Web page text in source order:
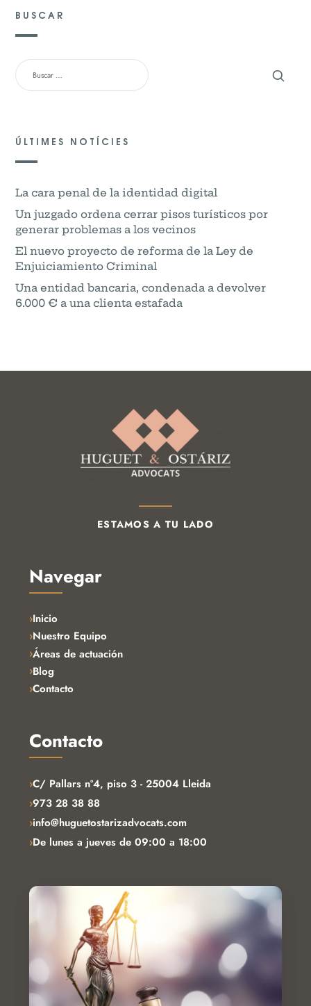
BUSCAR
ÚLTIMES NOTÍCIES
La cara penal de la identidad digital
Un juzgado ordena cerrar pisos turísticos por
generar problemas a los vecinos
El nuevo proyecto de reforma de la Ley de
Enjuiciamiento Criminal
Una entidad bancaria, condenada a devolver
6.000 € a una clienta estafada
ESTAMOS A TU LADO
Navegar
Inicio
Nuestro Equipo
Áreas de actuación
Blog
Contacto
Contacto
›C/ Pallars nº4, piso 3 - 25004 Lleida
›973 28 38 88
›info@huguetostarizadvocats.com
›De lunes a jueves de 09:00 a 18:00